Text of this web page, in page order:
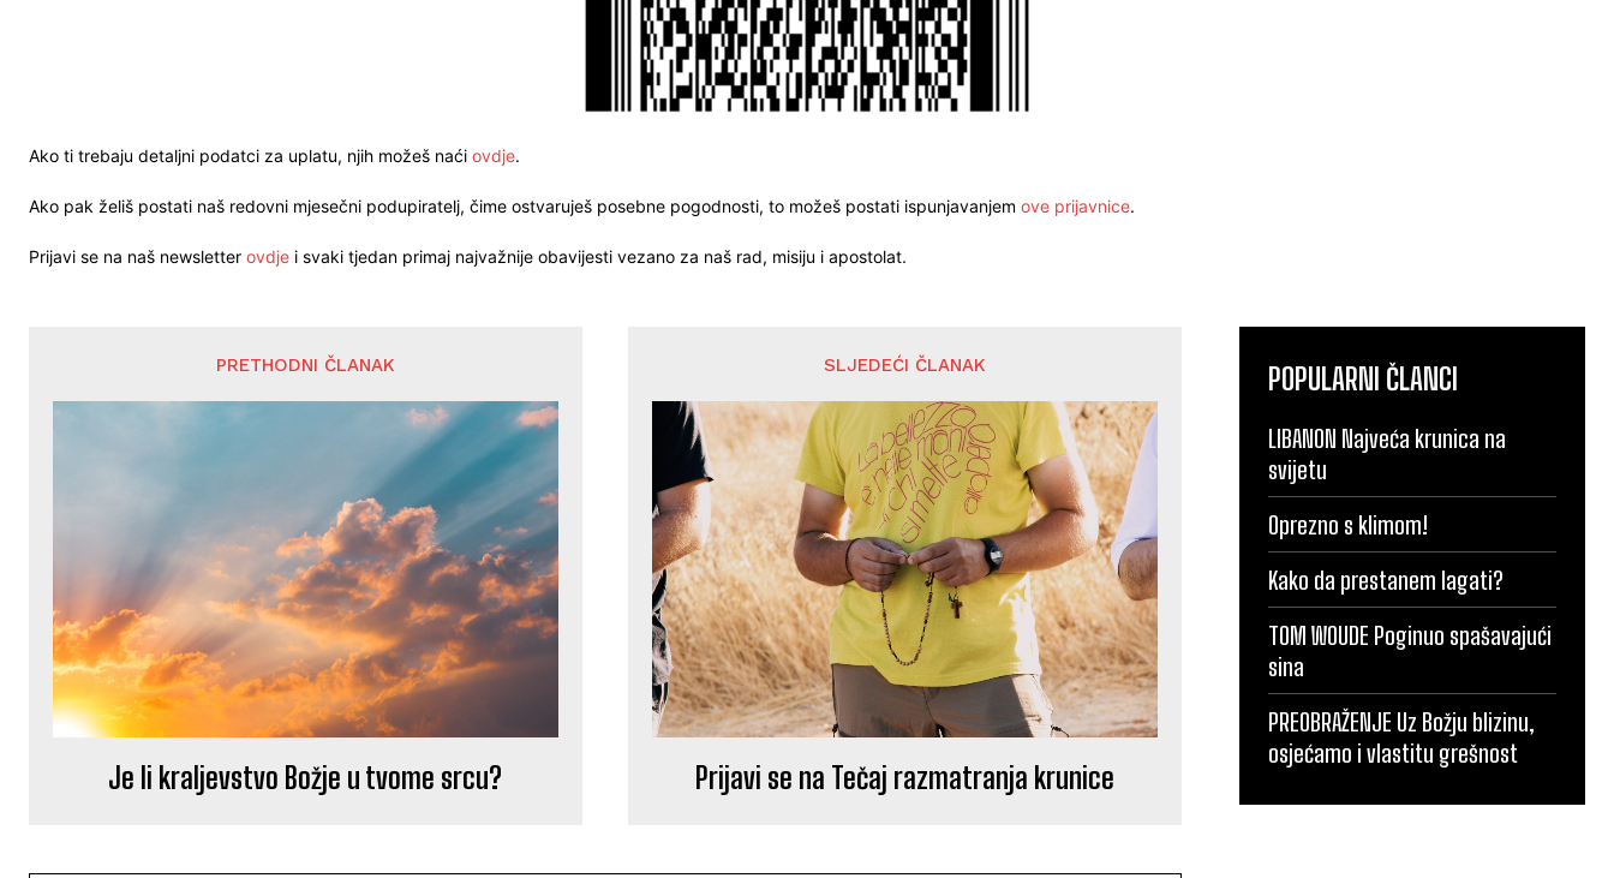
Ako ti trebaju detaljni podatci za uplatu, njih možeš naći ovdje.
Ako pak želiš postati naš redovni mjesečni podupiratelj, čime ostvaruješ posebne pogodnosti, to možeš postati ispunjavanjem ove prijavnice.
Prijavi se na naš newsletter ovdje i svaki tjedan primaj najvažnije obavijesti vezano za naš rad, misiju i apostolat.
PRETHODNI ČLANAK
Je li kraljevstvo Božje u tvome srcu?
SLJEDEĆI ČLANAK
Prijavi se na Tečaj razmatranja krunice
POPULARNI ČLANCI
LIBANON Najveća krunica na
svijetu
Oprezno s klimom!
Kako da prestanem lagati?
TOM WOUDE Poginuo spašavajući
sina
PREOBRAŽENJE Uz Božju blizinu,
osjećamo i vlastitu grešnost